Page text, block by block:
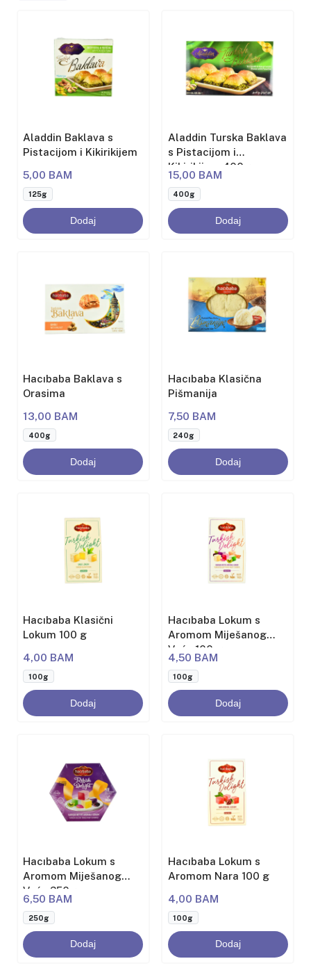
Aladdin Baklava s
Pistacijom i Kikirikijem
5,00 BAM
125g
Dodaj
Aladdin Turska Baklava
s Pistacijom i
Kikirikijem 400g
15,00 BAM
400g
Dodaj
Hacıbaba Baklava s
Orasima
13,00 BAM
400g
Dodaj
Hacıbaba Klasična
Pišmanija
7,50 BAM
240g
Dodaj
Hacıbaba Klasični
Lokum 100 g
4,00 BAM
100g
Dodaj
Hacıbaba Lokum s
Aromom Miješanog
Voća 100 g
4,50 BAM
100g
Dodaj
Hacıbaba Lokum s
Aromom Miješanog
Voća 250g
6,50 BAM
250g
Dodaj
Hacıbaba Lokum s
Aromom Nara 100 g
4,00 BAM
100g
Dodaj